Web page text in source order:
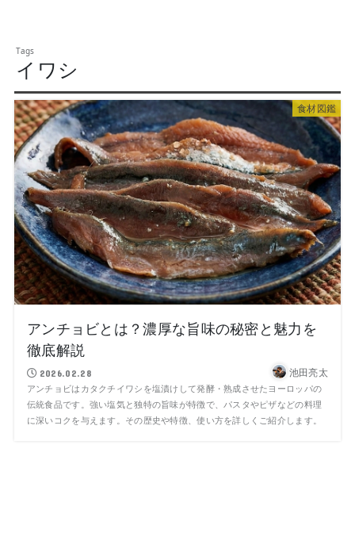
イワシ
食材図鑑
アンチョビとは？濃厚な旨味の秘密と魅力を
徹底解説
2026.02.28 池田亮太
アンチョビはカタクチイワシを塩漬けして発酵・熟成させたヨーロッパの
伝統食品です。強い塩気と独特の旨味が特徴で、パスタやピザなどの料理
に深いコクを与えます。その歴史や特徴、使い方を詳しくご紹介します。